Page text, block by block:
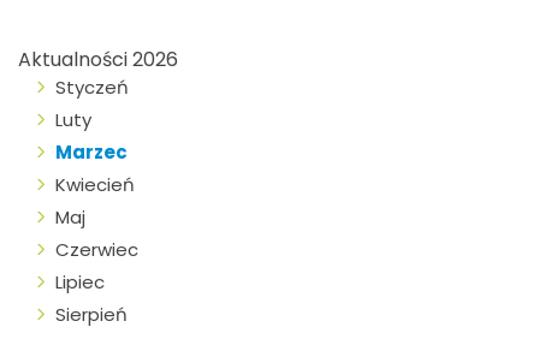
Aktualności 2026
Styczeń
Luty
Marzec
Kwiecień
Maj
Czerwiec
Lipiec
Sierpień